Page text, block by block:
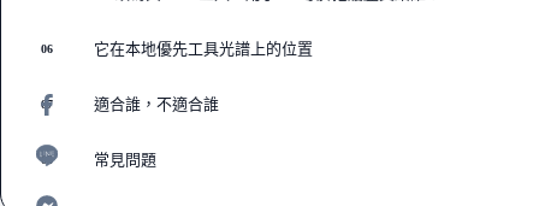
06 它在本地優先工具光譜上的位置
07 適合誰，不適合誰
08 常見問題